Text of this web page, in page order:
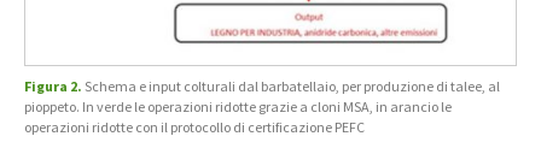
Figura 2. Schema e input colturali dal barbatellaio, per produzione di talee, al
pioppeto. In verde le operazioni ridotte grazie a cloni MSA, in arancio le
operazioni ridotte con il protocollo di certificazione PEFC